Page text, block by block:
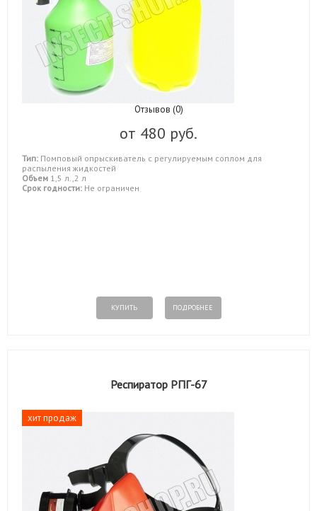
Отзывов (0)
от 480 руб.
Тип: Помповый опрыскиватель с регулируемым соплом для
распыления жидкостей
Объем 1,5 л.,2 л
Срок годности: Не ограничен
КУПИТЬ ПОДРОБНЕЕ
Респиратор РПГ-67
хит продаж